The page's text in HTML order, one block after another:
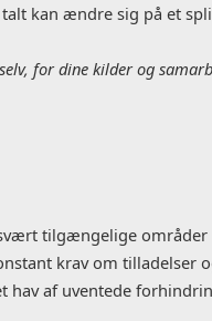
kan ændre sig på et
for dine kilder og
tilgængelige områder
krav om tilladelser
af uventede